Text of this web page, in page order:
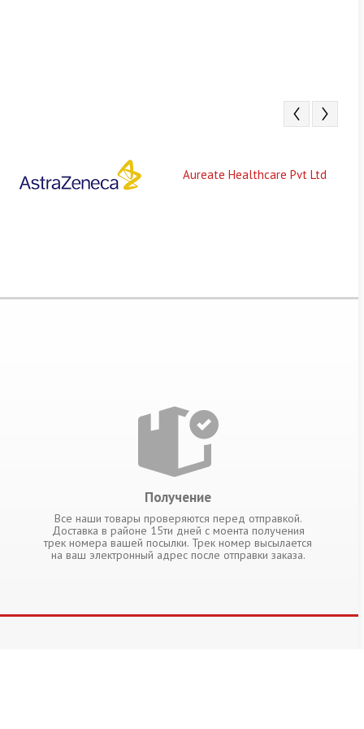
Aureate Healthcare Pvt Ltd
Получение
Все наши товары проверяются перед отправкой.
Доставка в районе 15ти дней с моента получения
трек номера вашей посылки. Трек номер высылается
на ваш электронный адрес после отправки заказа.